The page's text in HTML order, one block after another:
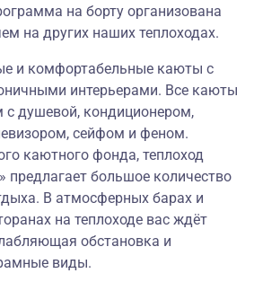
на борту организована
на других наших теплоходах.
и комфортабельные каюты с
интерьерами. Все каюты
душевой, кондиционером,
сейфом и феном.
каютного фонда, теплоход
предлагает большое количество
В атмосферных барах и
на теплоходе вас ждёт
обстановка и
виды.